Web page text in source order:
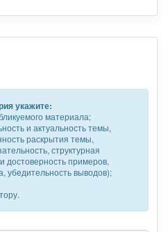
укажите:
материала;
и актуальность темы,
раскрытия темы,
структурная
достоверность примеров,
убедительность выводов);